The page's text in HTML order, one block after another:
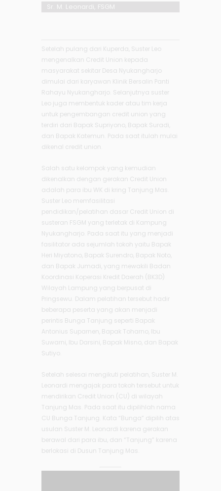
Sr. M. Leonardi, FSGM
Setelah pulang dari Kuperda, Suster Leo
mengenalkan Credit Union kepada
masyarakat sekitar Desa Nyukangharjo
dimulai dari karyawan Klinik Bersalin Panti
Rahayu Nyukangharjo. Selanjutnya suster
Leo juga membentuk kader atau tim kerja
untuk pengembangan credit union yang
terdiri dari Bapak Supriyono, Bapak Suradi,
dan Bapak Katemun. Pada saat itulah mulai
dikenal credit union.
Salah satu kelompok yang kemudian
dikenalkan dengan gerakan Credit Union
adalah para ibu WK di kring Tanjung Mas.
Suster Leo memfasilitasi
pendidikan/pelatihan dasar Credit Union di
susteran FSGM yang terletak di Kampung
Nyukangharjo. Pada saat itu yang menjadi
fasilitator ada sejumlah tokoh yaitu Bapak
Heri Miyatono, Bapak Surendro, Bapak Noto,
dan Bapak Jumadi, yang mewakili Badan
Koordinasi Koperasi Kredit Daerah (BK3D)
Wilayah Lampung yang berpusat di
Pringsewu. Dalam pelatihan tersebut hadir
beberapa peserta yang akan menjadi
perintis Bunga Tanjung seperti Bapak
Antonius Suparnen, Bapak Toharno, Ibu
Suwarni, Ibu Darsini, Bapak Misno, dan Bapak
Sutiyo.
Setelah selesai mengikuti pelatihan, Suster M.
Leonardi mengajak para tokoh tersebut untuk
mendirikan Credit Union (CU) di wilayah
Tanjung Mas. Pada saat itu dipilihlah nama
CU Bunga Tanjung. Kata “Bunga” dipilih atas
usulan Suster M. Leonardi karena gerakan
berawal dari para ibu, dan “Tanjung” karena
berlokasi di Dusun Tanjung Mas.